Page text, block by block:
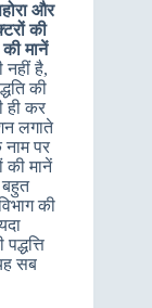
और
की
मानें
नहीं है,
की
ही कर
लगाते
पर
की मानें
की
सब